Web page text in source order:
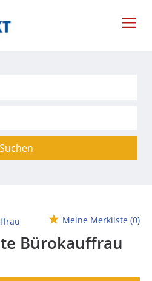
Suchen
Meine Merkliste (0)
Bürokauffrau